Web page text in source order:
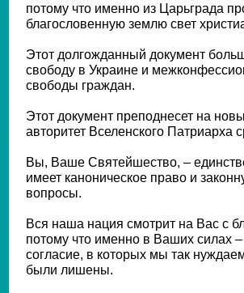
потому что именно из Царьграда
благословенную землю свет
Этот долгожданный документ
свободу в Украине и
свободы граждан.
Этот документ преподнесет на
авторитет Вселенского Патриарха
Вы, Ваше Святейшество, –
имеет каноническое право и
вопросы.
Вся наша нация смотрит на Вас с
потому что именно в Ваших силах
согласие, в которых мы так
были лишены.